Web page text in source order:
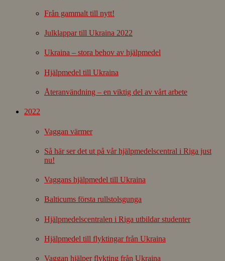
Från gammalt till nytt!
Julklappar till Ukraina 2022
Ukraina – stora behov av hjälpmedel
Hjälpmedel till Ukraina
Återanvändning – en viktig del av vårt arbete
2022
Vaggan värmer
Så här ser det ut på vår hjälpmedelscentral i Riga just
nu!
Vaggans hjälpmedel till Ukraina
Balticums första rullstolsgunga
Hjälpmedelscentralen i Riga utbildar studenter
Hjälpmedel till flyktingar från Ukraina
Vaggan hjälper flykting från Ukraina